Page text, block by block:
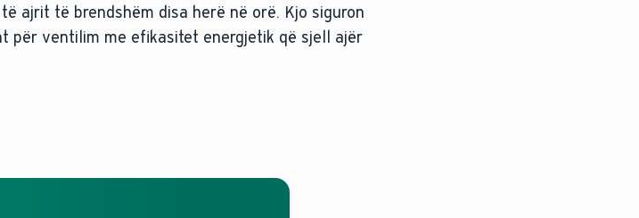
ajrit të brendshëm disa herë në orë. Kjo siguron
për ventilim me efikasitet energjetik që sjell ajër